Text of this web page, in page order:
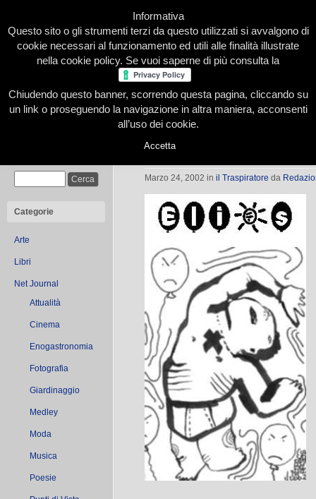
Home Presentazione Redazione Le nostre firme
Categorie
Arte
Libri
Net Journal
Attualità
Cinema
Enogastronomia
Fotografia
Giardinaggio
Medley
Moda
Musica
Poesie
Elios
Marzo 24, 2002 in il Traspiratore da
Informativa
Questo sito o gli strumenti terzi da questo utilizzati si avvalgono di
cookie necessari al funzionamento ed utili alle finalità illustrate
nella cookie policy. Se vuoi saperne di più consulta la
Chiudendo questo banner, scorrendo questa pagina, cliccando su
un link o proseguendo la navigazione in altra maniera, acconsenti
all’uso dei cookie.
Accetta